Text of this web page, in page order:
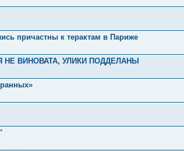
причастны к терактам в Париже
НЕ ВИНОВАТА, УЛИКИ ПОДДЕЛАНЫ